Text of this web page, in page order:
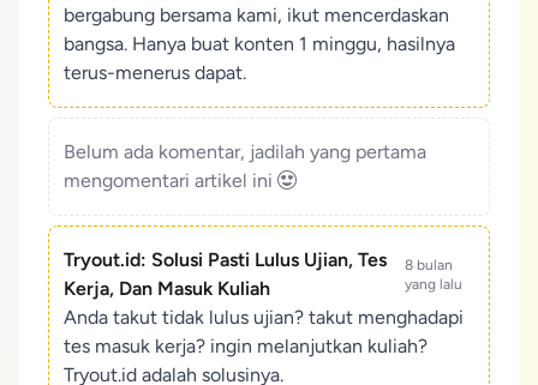
bergabung bersama kami, ikut mencerdaskan
bangsa. Hanya buat konten 1 minggu, hasilnya
terus-menerus dapat.
Belum ada komentar, jadilah yang pertama
mengomentari artikel ini
Tryout.id: Solusi Pasti Lulus Ujian, Tes
Kerja, Dan Masuk Kuliah
8 bulan
yang lalu
Anda takut tidak lulus ujian? takut menghadapi
tes masuk kerja? ingin melanjutkan kuliah?
Tryout.id adalah solusinya.